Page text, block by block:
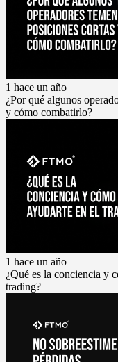
1 hace un año
¿Por qué algunos
y cómo combatirlo?
1 hace un año
¿Qué es la conciencia y
trading?